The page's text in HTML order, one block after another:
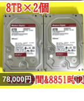
78,000円